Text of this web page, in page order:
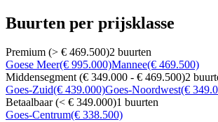
Buurten per prijsklasse
Premium (> € 469.500)2 buurten
Goese Meer(€ 995.000)Mannee(€ 469.500)
Middensegment (€ 349.000 - € 469.500)2
Goes-Zuid(€ 439.000)Goes-Noordwest(€
Betaalbaar (< € 349.000)1 buurten
Goes-Centrum(€ 338.500)